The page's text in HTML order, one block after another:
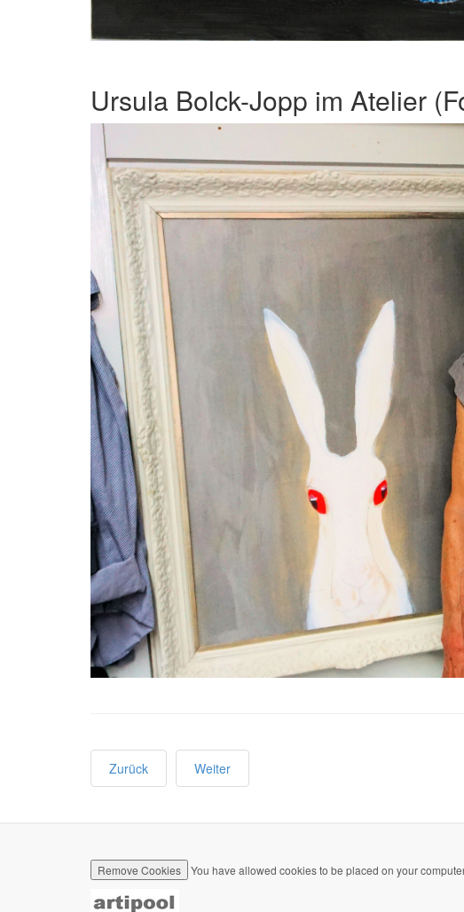
Ursula Bolck-Jopp im Atelier
Zurück Weiter
Remove Cookies You have allowed cookies to be placed on your